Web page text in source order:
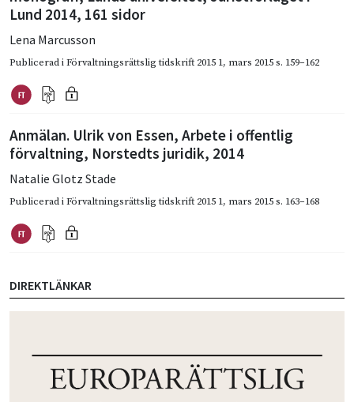
Lund 2014, 161 sidor
Lena Marcusson
Publicerad iFörvaltningsrättslig tidskrift 2015 1, mars 2015s. 159–162
Anmälan. Ulrik von Essen, Arbete i offentlig
förvaltning, Norstedts juridik, 2014
Natalie Glotz Stade
Publicerad iFörvaltningsrättslig tidskrift 2015 1, mars 2015s. 163–168
DIREKTLÄNKAR